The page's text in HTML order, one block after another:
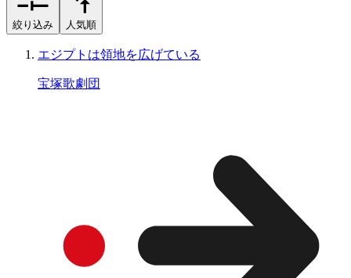
絞り込み 人気順
エジプトは領地を広げている
宝塚歌劇団